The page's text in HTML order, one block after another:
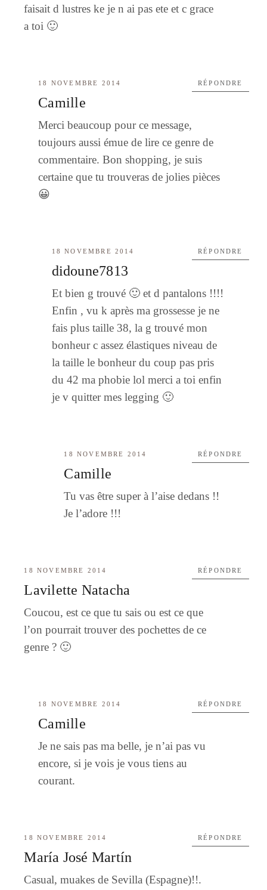
faisait d lustres ke je n ai pas ete et c grace
a toi 🙂
18 NOVEMBRE 2014
Camille
Merci beaucoup pour ce message,
toujours aussi émue de lire ce genre de
commentaire. Bon shopping, je suis
certaine que tu trouveras de jolies pièces
😀
RÉPONDRE
18 NOVEMBRE 2014
didoune7813
Et bien g trouvé 🙂 et d pantalons !!!!
Enfin , vu k après ma grossesse je ne
fais plus taille 38, la g trouvé mon
bonheur c assez élastiques niveau de
la taille le bonheur du coup pas pris
du 42 ma phobie lol merci a toi enfin
je v quitter mes legging 🙂
RÉPONDRE
18 NOVEMBRE 2014
Camille
Tu vas être super à l’aise dedans !!
Je l’adore !!!
RÉPONDRE
18 NOVEMBRE 2014
Lavilette Natacha
Coucou, est ce que tu sais ou est ce que
l’on pourrait trouver des pochettes de ce
genre ? 🙂
RÉPONDRE
18 NOVEMBRE 2014
Camille
Je ne sais pas ma belle, je n’ai pas vu
encore, si je vois je vous tiens au
courant.
RÉPONDRE
18 NOVEMBRE 2014
María José Martín
Casual, muakes de Sevilla (Espagne)!!.
RÉPONDRE